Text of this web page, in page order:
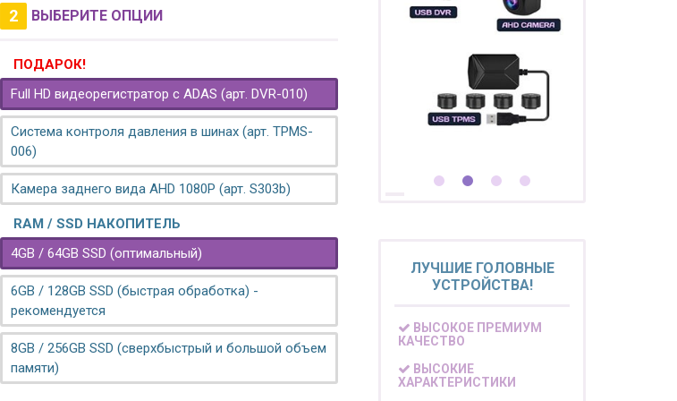
2 ВЫБЕРИТЕ ОПЦИИ
ПОДАРОК!
Full HD видеорегистратор с ADAS (арт. DVR-010)
Система контроля давления в шинах (арт. TPMS-
006)
Камера заднего вида AHD 1080P (арт. S303b)
RAM / SSD НАКОПИТЕЛЬ
4GB / 64GB SSD (оптимальный)
6GB / 128GB SSD (быстрая обработка) -
рекомендуется
8GB / 256GB SSD (сверхбыстрый и большой объем
памяти)
ЛУЧШИЕ ГОЛОВНЫЕ
УСТРОЙСТВА!
ВЫСОКОЕ ПРЕМИУМ
КАЧЕСТВО
ВЫСОКИЕ
ХАРАКТЕРИСТИКИ